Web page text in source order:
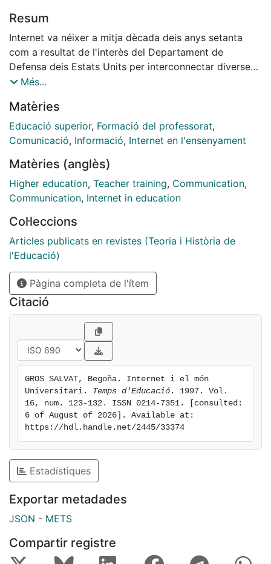
Resum
Internet va néixer a mitja dècada deis anys setanta
com a resultat de l'interès del Departament de
Defensa deis Estats Units per interconnectar diverses
xarxes per mitja de satèl·lit i radio. Es buscava
militar. La xarxa va ser connectada inicialment a
quatre institucions acadèmiques' amb el propòsit de
facilitar els treballs de recerca que estaven realitzant
aquesta xarxa es va estendre a d'altres centres
universitaris i va esdevenir un sistema de comunicació
i d'intercanvi d'informació entre investigadors.
Més...
Matèries
Educació superior, Formació del professorat,
Comunicació, Informació, Internet en l'ensenyament
Matèries (anglès)
Higher education, Teacher training, Communication,
Communication, Internet in education
Col·leccions
Articles publicats en revistes (Teoria i Història de
l'Educació)
Pàgina completa de l'ítem
Citació
GROS SALVAT, Begoña. Internet i el món
Universitari. Temps d'Educació . 1997. Vol.
16, num. 123-132. ISSN 0214-7351. [consulted:
6 of August of 2026]. Available at:
https://hdl.handle.net/2445/33374
Estadístiques
Exportar metadades
JSON - METS
Compartir registre